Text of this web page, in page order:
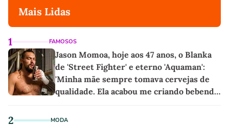
Mais Lidas
1 FAMOSOS
Jason Momoa, hoje aos 47 anos, o Blanka
de 'Street Fighter' e eterno 'Aquaman':
'Minha mãe sempre tomava cervejas de
qualidade. Ela acabou me criando bebendo
2 MODA